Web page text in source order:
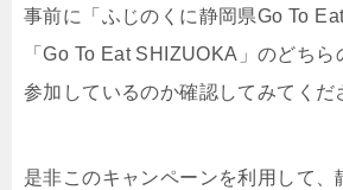
事前に「ふじのくに静岡県Go To
「Go To Eat SHIZUOKA」のどちら
参加しているのか確認してみてくだ
是非このキャンペーンを利用して、